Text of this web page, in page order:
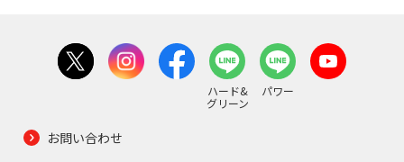
ハード&
グリーン
パワー
お問い合わせ